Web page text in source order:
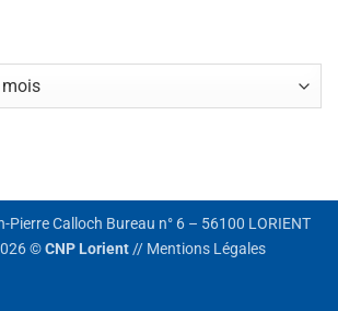
Pierre Calloch Bureau n° 6 – 56100 LORIENT
©CNP Lorient// Mentions Légales